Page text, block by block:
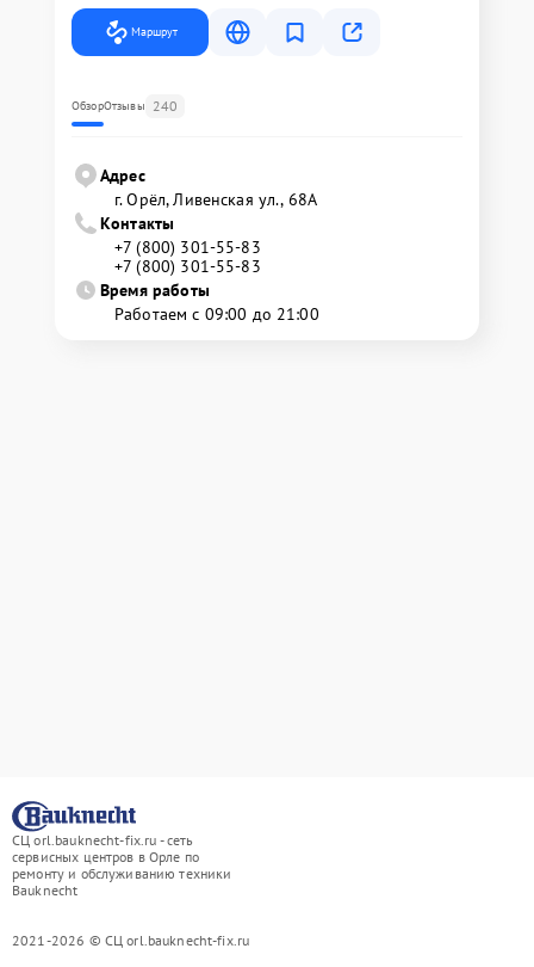
Маршрут
ОбзорОтзывы 240
Адрес
г. Орёл, Ливенская ул., 68А
Контакты
+7 (800) 301-55-83
+7 (800) 301-55-83
Время работы
Работаем с 09:00 до 21:00
СЦ orl.bauknecht-fix.ru - сеть
сервисных центров в Орле по
ремонту и обслуживанию техники
Bauknecht
2021-2026 © СЦ orl.bauknecht-fix.ru